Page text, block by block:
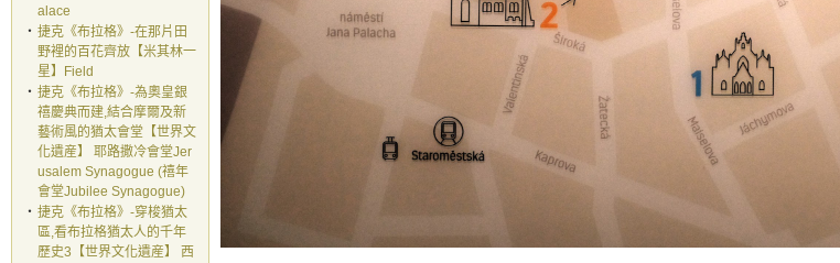
alace
‧ 捷克《布拉格》-在那片田
野裡的百花齊放【米其林一
星】Field
‧ 捷克《布拉格》-為奧皇銀
禧慶典而建,結合摩爾及新
藝術風的猶太會堂【世界文
化遺産】 耶路撒冷會堂Jer
usalem Synagogue (禧年
會堂Jubilee Synagogue)
‧ 捷克《布拉格》-穿梭猶太
區,看布拉格猶太人的千年
歷史3【世界文化遺産】 西